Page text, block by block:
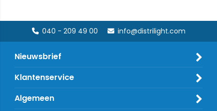
040 - 209 49 00 info@distrilight.com
Nieuwsbrief
Klantenservice
Algemeen